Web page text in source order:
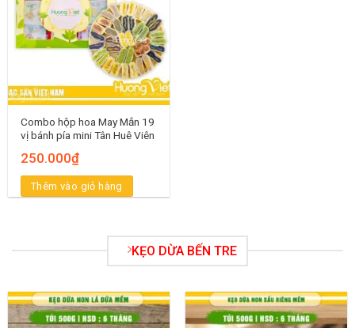
Combo hộp hoa May Mắn 19
vị bánh pía mini Tân Huê Viên
250.000₫
Thêm vào giỏ hàng
KẸO DỪA BẾN TRE